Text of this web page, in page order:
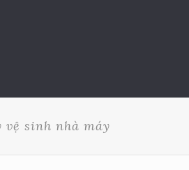
vệ sinh nhà máy